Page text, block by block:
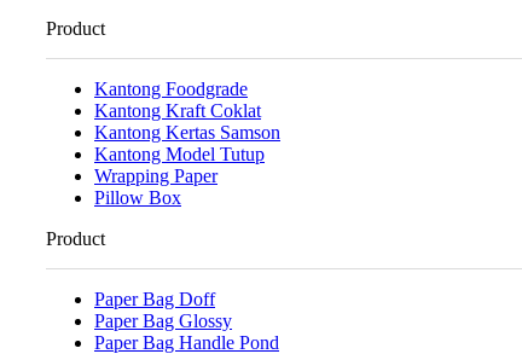
Product
Kantong Foodgrade
Kantong Kraft Coklat
Kantong Kertas Samson
Kantong Model Tutup
Wrapping Paper
Pillow Box
Product
Paper Bag Doff
Paper Bag Glossy
Paper Bag Handle Pond